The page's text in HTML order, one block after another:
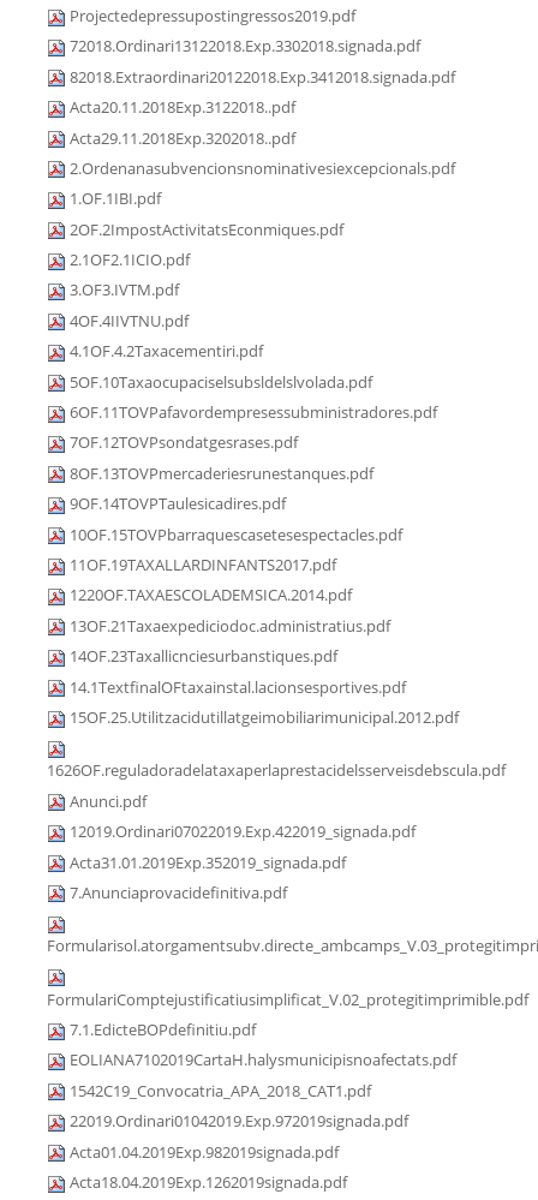
Projectedepressupostingressos2019.pdf
72018.Ordinari13122018.Exp.3302018.signada.pdf
82018.Extraordinari20122018.Exp.3412018.signada.pdf
Acta20.11.2018Exp.3122018..pdf
Acta29.11.2018Exp.3202018..pdf
2.Ordenanasubvencionsnominativesiexcepcionals.pdf
1.OF.1IBI.pdf
2OF.2ImpostActivitatsEconmiques.pdf
2.1OF2.1ICIO.pdf
3.OF3.IVTM.pdf
4OF.4IIVTNU.pdf
4.1OF.4.2Taxacementiri.pdf
5OF.10Taxaocupaciselsubsldelslvolada.pdf
6OF.11TOVPafavordempresessubministradores.pdf
7OF.12TOVPsondatgesrases.pdf
8OF.13TOVPmercaderiesrunestanques.pdf
9OF.14TOVPTaulesicadires.pdf
10OF.15TOVPbarraquescasetesespectacles.pdf
11OF.19TAXALLARDINFANTS2017.pdf
1220OF.TAXAESCOLADEMSICA.2014.pdf
13OF.21Taxaexpediciodoc.administratius.pdf
14OF.23Taxallicnciesurbanstiques.pdf
14.1TextfinalOFtaxainstal.lacionsesportives.pdf
15OF.25.Utilitzacidutillatgeimobiliarimunicipal.2012.pdf
1626OF.reguladoradelataxaperlaprestacidelsserveisdebscula.pdf
Anunci.pdf
12019.Ordinari07022019.Exp.422019_signada.pdf
Acta31.01.2019Exp.352019_signada.pdf
7.Anunciaprovacidefinitiva.pdf
FormulariComptejustificatiusimplificat_V.02_protegitimprimible.pdf
7.1.EdicteBOPdefinitiu.pdf
EOLIANA7102019CartaH.halysmunicipisnoafectats.pdf
1542C19_Convocatria_APA_2018_CAT1.pdf
22019.Ordinari01042019.Exp.972019signada.pdf
Acta01.04.2019Exp.982019signada.pdf
Acta18.04.2019Exp.1262019signada.pdf